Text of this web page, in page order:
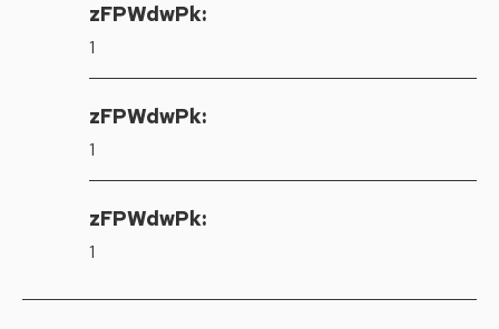
zFPWdwPk:
1
zFPWdwPk:
1
zFPWdwPk:
1